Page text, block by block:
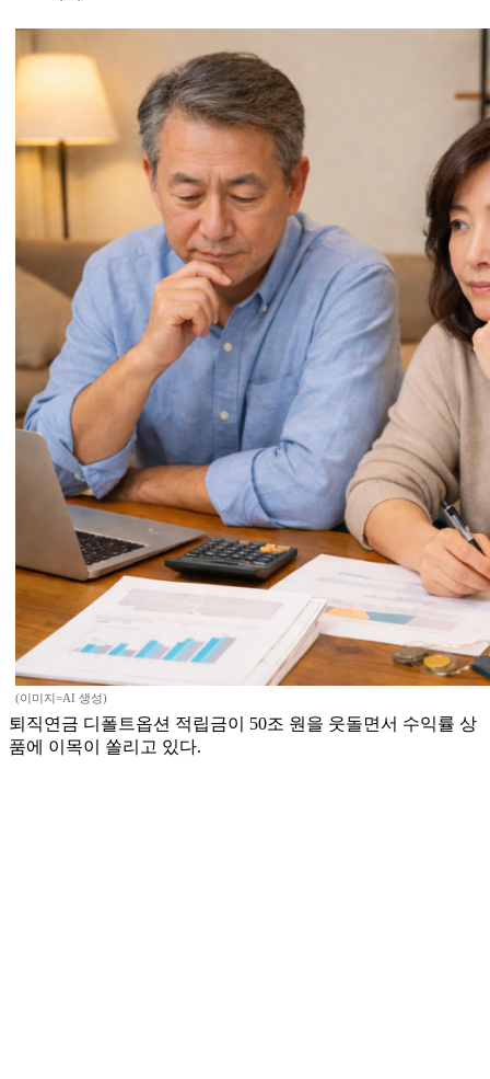
(이미지=AI 생성)
퇴직연금 디폴트옵션 적립금이 50조 원을 웃돌면서 수익률 상
품에 이목이 쏠리고 있다.